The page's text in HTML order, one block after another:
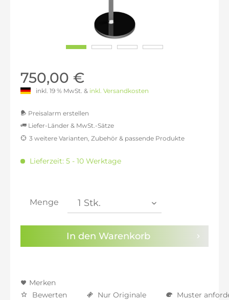
750,00 €
inkl. 19 % MwSt. & inkl. Versandkosten
Preisalarm erstellen
Sie haben dieDatenschutzbestimmungenzur
Kenntnis genommen.
Liefer-Länder & MwSt.-Sätze
inkl. 16% MwSt.: 731,09 €
inkl. 20% MwSt.: 756,30 €
inkl. 21% MwSt.: 762,61 €
inkl. 22% MwSt.: 768,91 €
3 weitere Varianten, Zubehör & passende Produkte
Lieferzeit: 5 - 10 Werktage
Menge
In den Warenkorb
Merken
Bewerten
Nur Originale Muster